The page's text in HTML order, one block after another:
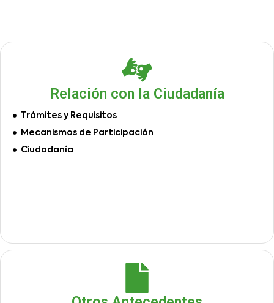
Relación con la Ciudadanía
Trámites y Requisitos
Mecanismos de Participación
Ciudadanía